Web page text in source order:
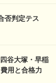
否判定テス
谷大塚・早稲
用と合格力